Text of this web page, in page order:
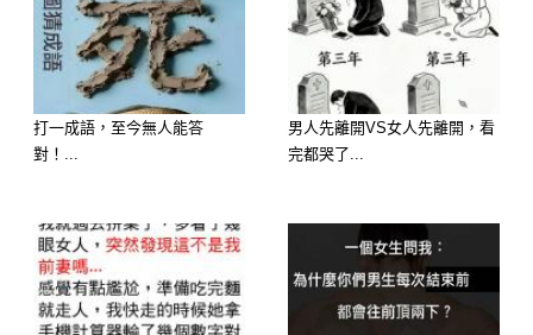
品）
D. 五彩炒什錦（清爽豐富的時令蔬
果）
打一成語，至今無人能答
對！...
男人先離開VS女人先離開，看
完都哭了...